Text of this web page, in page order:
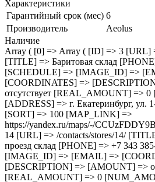
Характеристики
Гарантийный срок (мес) 6
Производитель
Aeolus
Наличие
Array ( [0] => Array ( [ID] => 3 [URL]
[TITLE] => Баритовая склад
[SCHEDULE] => [IMAGE_ID] =>
[COORDINATES] =>
отсутствует [REAL_AMOUNT] =>
[ADDRESS] => г. Екатеринбург, ул.
[SORT] => 100 [MAP_LINK] =>
https://yandex.ru/maps/-/
14 [URL] => /contacts/stores/14/
проезд cклад [PHONE] => +7 343
[IMAGE_ID] => [EMAIL] =>
[DESCRIPTION] => [AMOUNT] =>
[REAL_AMOUNT] => 0